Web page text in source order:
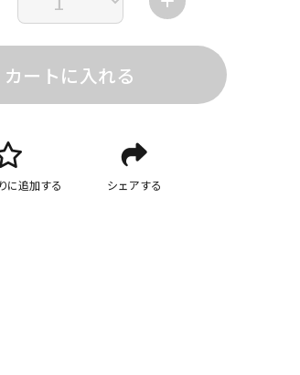
カートに入れる
に追加する シェアする